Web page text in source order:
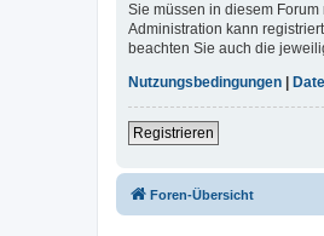
Sie müssen in diesem
Administration kann
beachten Sie auch die
Nutzungsbedingungen
Registrieren
Foren-Übersicht